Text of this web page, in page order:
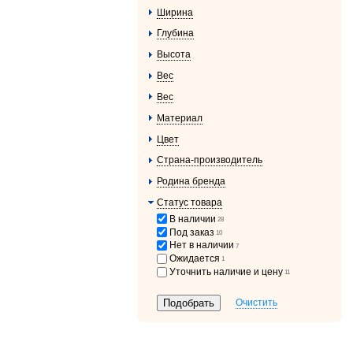
Ширина
Глубина
Высота
Вес
Вес
Материал
Цвет
Страна-производитель
Родина бренда
Статус товара
В наличии 28
Под заказ 10
Нет в наличии 7
Ожидается 1
Уточнить наличие и цену 11
Очистить